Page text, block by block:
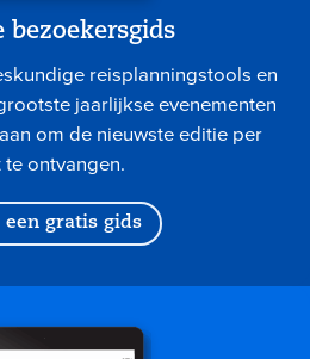
bezoekersgids
reisplanningstools en
jaarlijkse evenementen
om de nieuwste editie per
ontvangen.
een gratis gids